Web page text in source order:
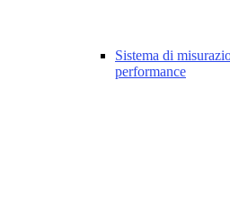
Sistema di
performance